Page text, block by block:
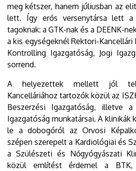
meg kétszer, hanem júliusban az
lett. Így erős versenytársa lett a
tagoknak: a GTK-nak és a DEENK-
a kis egységeknél Rektori-Kancellári
Kontrolling Igazgatóság, Jogi
sorrend.
A helyezettek mellett jól
Kancelláriához tartozók közül az
Beszerzési Igazgatóság, illetve a
Igazgatóság munkatársai. A klinikák
le a dobogóról az Orvosi
szépen szerepelt a Kardiológiai és
a Szülészeti és Nőgyógyászati
közül említést érdemel a